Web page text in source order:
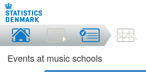
Events at music schools